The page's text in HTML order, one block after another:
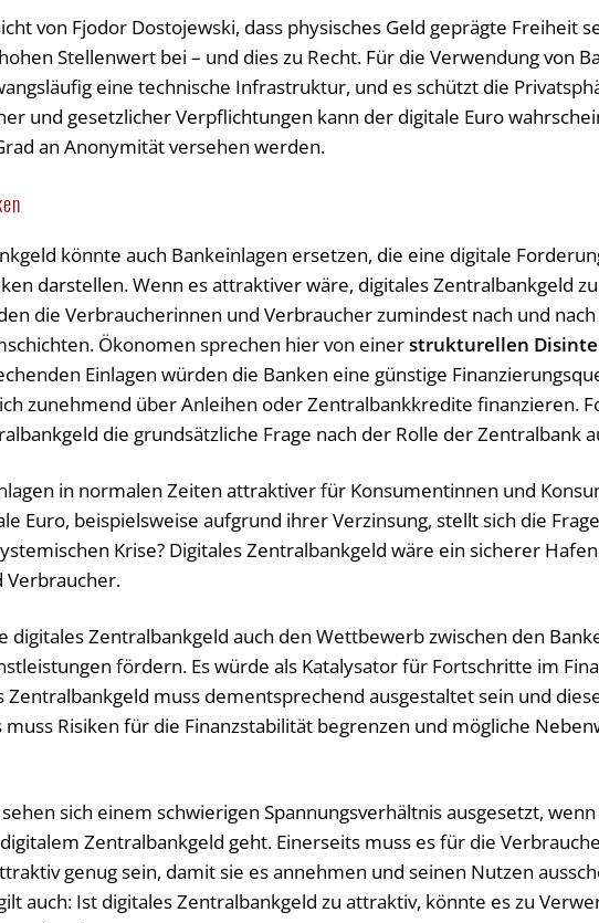
von Fjo­dor Dos­to­jew­ski, dass phy­si­sches Geld ge­präg­te Frei­heit
Stel­len­wert bei – und dies zu Recht. Für die Ver­wen­dung von
eine tech­ni­sche In­fra­struk­tur, und es schützt die
und ge­setz­li­cher Ver­pflich­tun­gen kann der di­gi­ta­le Euro
an An­ony­mi­tät ver­se­hen wer­den.
könnte auch Bank­ein­la­gen er­set­zen, die eine di­gi­ta­le
dar­stel­len. Wenn es at­trak­ti­ver wäre, di­gi­ta­les Zentralbankgeld
die Ver­brau­che­rin­nen und Ver­brau­cher zu­min­dest nach und
Öko­no­men spre­chen hier von einerstruk­tu­rel­len
Ein­la­gen wür­den die Ban­ken eine güns­ti­ge
zu­neh­mend über An­lei­hen oder Zen­tral­bank­kre­di­te fi­nan­zie­ren.
die grund­sätz­li­che Frage nach der Rolle der Zen­tral­bank
in nor­ma­len Zei­ten at­trak­ti­ver für Kon­su­men­tin­nen und
Euro, bei­spiels­wei­se auf­grund ihrer Ver­zin­sung, stellt sich die
Krise? Di­gi­ta­les Zentralbankgeld wäre ein si­che­rer
Verbraucher.
di­gi­ta­les Zentralbankgeld auch den Wett­be­werb zwi­schen den
fördern. Es würde als Ka­ta­ly­sa­tor für Fort­schrit­te im
Zentralbankgeld muss dem­entspre­chend aus­ge­stal­tet sein und
muss Ri­si­ken für die Fi­nanz­sta­bi­li­tät be­gren­zen und mög­li­che
sich einem schwie­ri­gen Span­nungs­ver­hält­nis aus­ge­setzt,
Zentralbankgeld geht. Ei­ner­seits muss es für die
genug sein, damit sie es an­neh­men und sei­nen Nut­zen
auch: Ist di­gi­ta­les Zentralbankgeld zu at­trak­tiv, könn­te es zu